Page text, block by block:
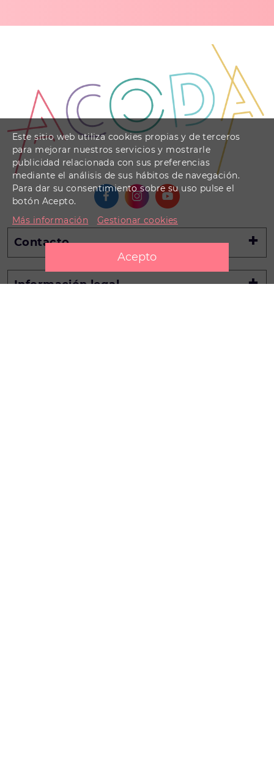
Contacto
Información legal
Este sitio web utiliza cookies propias y de terceros
para mejorar nuestros servicios y mostrarle
publicidad relacionada con sus preferencias
mediante el análisis de sus hábitos de navegación.
Para dar su consentimiento sobre su uso pulse el
botón Acepto.
Más información
Gestionar cookies